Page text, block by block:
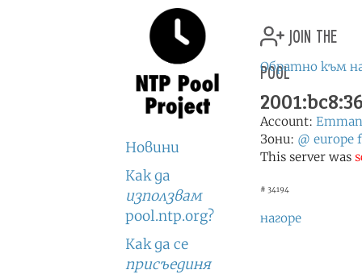
Новини
Как да
използвам
pool.ntp.org?
Как да се
присъединя
join the
pool
Обратно към
Account:
Зони: @ europe
This server was
# 34194
нагоре